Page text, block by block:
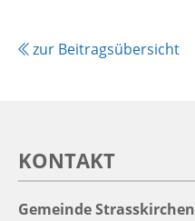
zur Beitragsübersicht
KONTAKT
Gemeinde Strasskirchen